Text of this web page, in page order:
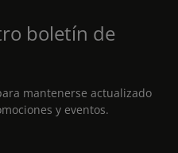
boletín de
mantenerse actualizado
y eventos.